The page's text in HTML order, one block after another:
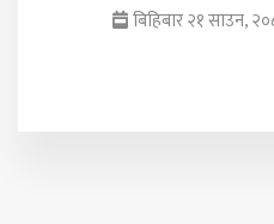
बिहिबार २१ साउन,